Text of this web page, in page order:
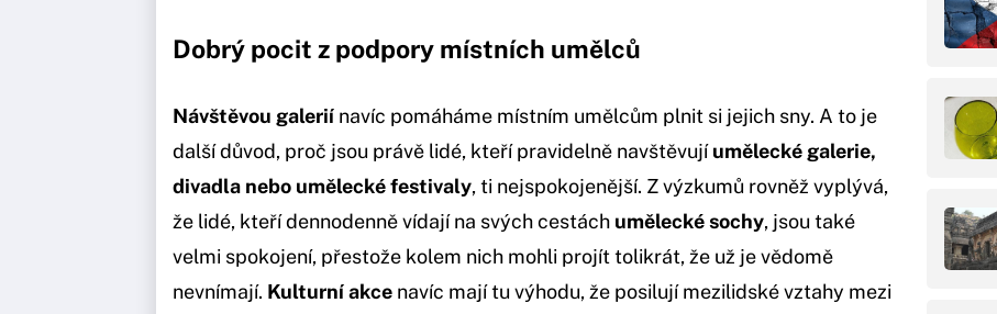
Dobrý pocit z podpory místních umělců
Návštěvou galerií navíc pomáháme místním umělcům plnit si jejich sny. A to je
další důvod, proč jsou právě lidé, kteří pravidelně navštěvujíumělecké galerie,
divadla nebo umělecké festivaly, ti nejspokojenější. Z výzkumů rovněž vyplývá,
že lidé, kteří dennodenně vídají na svých cestách umělecké sochy, jsou také
velmi spokojení, přestože kolem nich mohli projít tolikrát, že už je vědomě
nevnímají. Kulturní akce navíc mají tu výhodu, že posilují mezilidské vztahy mezi